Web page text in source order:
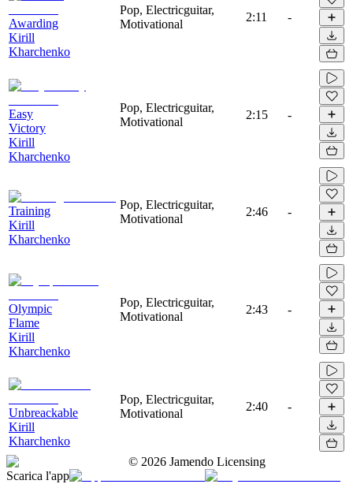
Awarding
Kirill
Kharchenko
Pop, Electricguitar,
Motivational
2:11 -
Easy
Victory
Kirill
Kharchenko
Pop, Electricguitar,
Motivational
2:15 -
Training
Kirill
Kharchenko
Pop, Electricguitar,
Motivational
2:46 -
Olympic
Flame
Kirill
Kharchenko
Pop, Electricguitar,
Motivational
2:43 -
Unbreackable
Kirill
Kharchenko
Pop, Electricguitar,
Motivational
2:40 -
© 2026 Jamendo Licensing
Scarica l'app